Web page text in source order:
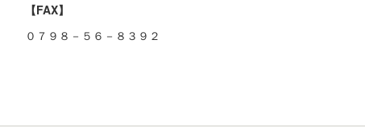
【FAX】
０７９８－５６－８３９２